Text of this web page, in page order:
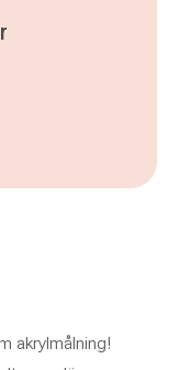
akrylmålning!